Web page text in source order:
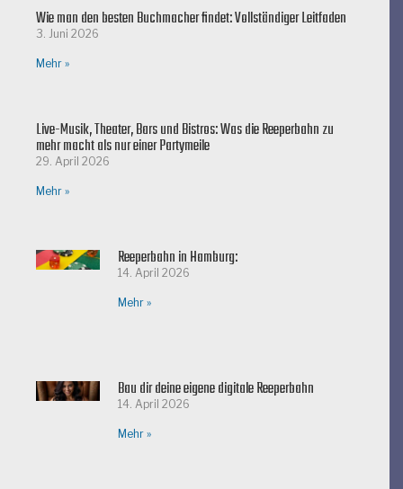
Wie man den besten Buchmacher findet: Vollständiger Leitfaden
3. Juni 2026
Mehr »
Live-Musik, Theater, Bars und Bistros: Was die Reeperbahn zu
mehr macht als nur einer Partymeile
29. April 2026
Mehr »
Reeperbahn in Hamburg:
14. April 2026
Mehr »
Bau dir deine eigene digitale Reeperbahn
14. April 2026
Mehr »